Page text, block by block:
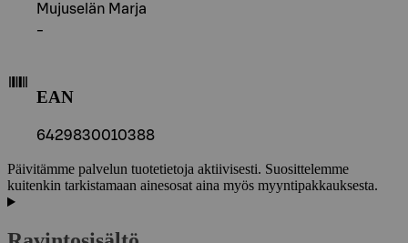
Mujuselän Marja
-
EAN
6429830010388
Päivitämme palvelun tuotetietoja aktiivisesti. Suosittelemme
kuitenkin tarkistamaan ainesosat aina myös myyntipakkauksesta.